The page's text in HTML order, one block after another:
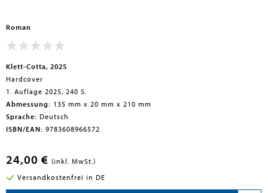
Roman
Klett-Cotta, 2025
Hardcover
1. Auflage 2025, 240 S.
Abmessung: 135 mm x 20 mm x 210 mm
Sprache: Deutsch
ISBN/EAN: 9783608966572
24,00 € (inkl. MwSt.)
Versandkostenfrei in DE